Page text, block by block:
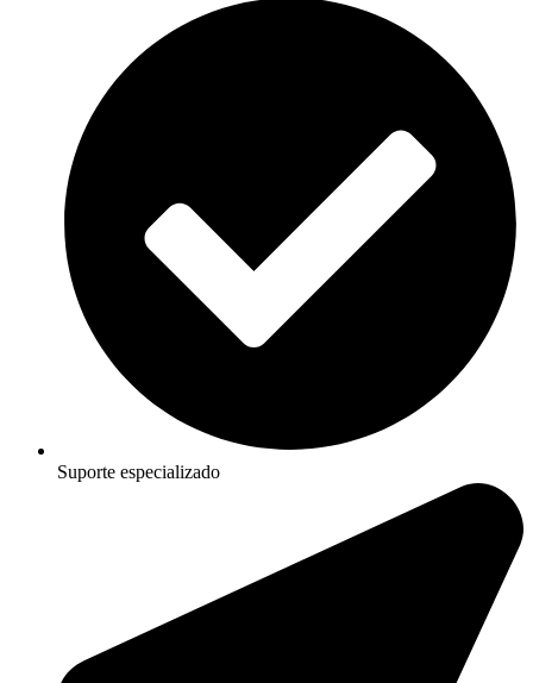
Suporte especializado